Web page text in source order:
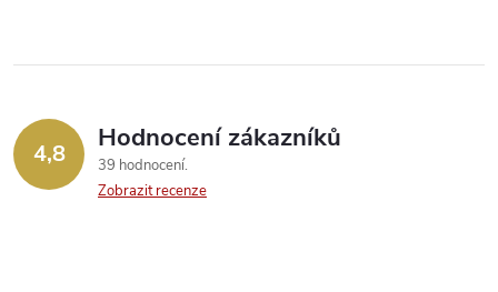
4,8 Hodnocení zákazníků
39 hodnocení
Zobrazit recenze